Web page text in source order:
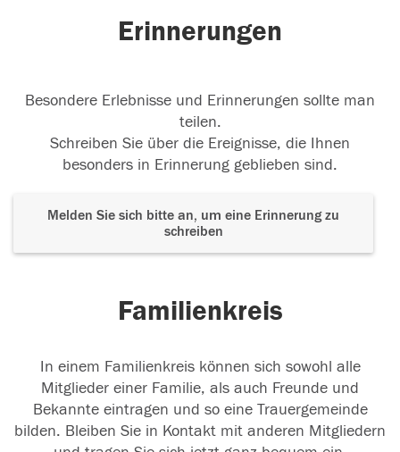
Erinnerungen
Besondere Erlebnisse und Erinnerungen sollte man
teilen.
Schreiben Sie über die Ereignisse, die Ihnen
besonders in Erinnerung geblieben sind.
Melden Sie sich bitte an, um eine Erinnerung zu
schreiben
Familienkreis
In einem Familienkreis können sich sowohl alle
Mitglieder einer Familie, als auch Freunde und
Bekannte eintragen und so eine Trauergemeinde
bilden. Bleiben Sie in Kontakt mit anderen Mitgliedern